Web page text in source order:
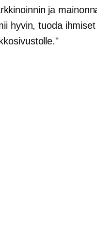
ja
hyvin, tuoda